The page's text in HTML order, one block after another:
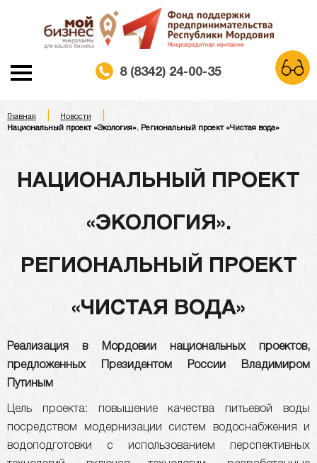
8 (8342) 24-00-35
Шрифт: A A A
Главная Новости
Национальный проект «Экология». Региональный проект «Чистая вода»
НАЦИОНАЛЬНЫЙ ПРОЕКТ
«ЭКОЛОГИЯ».
РЕГИОНАЛЬНЫЙ ПРОЕКТ
«ЧИСТАЯ ВОДА»
Реализация в Мордовии национальных проектов,
предложенных Президентом России Владимиром
Путиным
Цель проекта: повышение качества питьевой воды
посредством модернизации систем водоснабжения и
водоподготовки с использованием перспективных